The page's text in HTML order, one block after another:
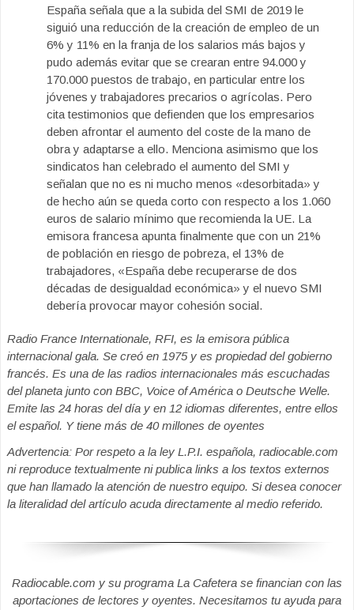
España señala que a la subida del SMI de 2019 le
siguió una reducción de la creación de empleo de un
6% y 11% en la franja de los salarios más bajos y
pudo además evitar que se crearan entre 94.000 y
170.000 puestos de trabajo, en particular entre los
jóvenes y trabajadores precarios o agrícolas. Pero
cita testimonios que defienden que los empresarios
deben afrontar el aumento del coste de la mano de
obra y adaptarse a ello. Menciona asimismo que los
sindicatos han celebrado el aumento del SMI y
señalan que no es ni mucho menos «desorbitada» y
de hecho aún se queda corto con respecto a los 1.060
euros de salario mínimo que recomienda la UE. La
emisora francesa apunta finalmente que con un 21%
de población en riesgo de pobreza, el 13% de
trabajadores, «España debe recuperarse de dos
décadas de desigualdad económica» y el nuevo SMI
debería provocar mayor cohesión social.
Radio France Internationale, RFI, es la emisora pública
internacional gala. Se creó en 1975 y es propiedad del gobierno
francés. Es una de las radios internacionales más escuchadas
del planeta junto con BBC, Voice of América o Deutsche Welle.
Emite las 24 horas del día y en 12 idiomas diferentes, entre ellos
el español. Y tiene más de 40 millones de oyentes
Advertencia: Por respeto a la ley L.P.I. española, radiocable.com
ni reproduce textualmente ni publica links a los textos externos
que han llamado la atención de nuestro equipo. Si desea conocer
la literalidad del artículo acuda directamente al medio referido.
Radiocable.com y su programa La Cafetera se financian con las
aportaciones de lectores y oyentes. Necesitamos tu ayuda para